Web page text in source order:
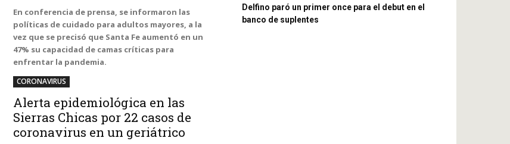
En conferencia de prensa, se informaron las
políticas de cuidado para adultos mayores, a la
vez que se precisó que Santa Fe aumentó en un
47% su capacidad de camas críticas para
enfrentar la pandemia.
CORONAVIRUS
Alerta epidemiológica en las
Sierras Chicas por 22 casos de
coronavirus en un geriátrico
Delfino paró un primer once para el debut en el
banco de suplentes